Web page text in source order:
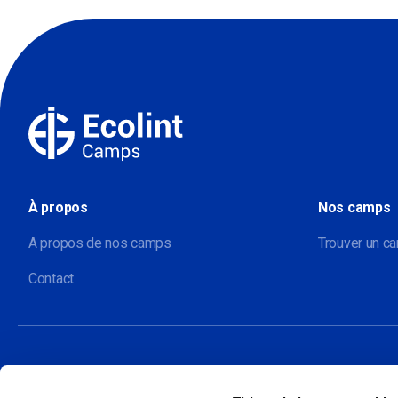
À propos
A propos de nos camps
Contact
Nos camps
Trouver un